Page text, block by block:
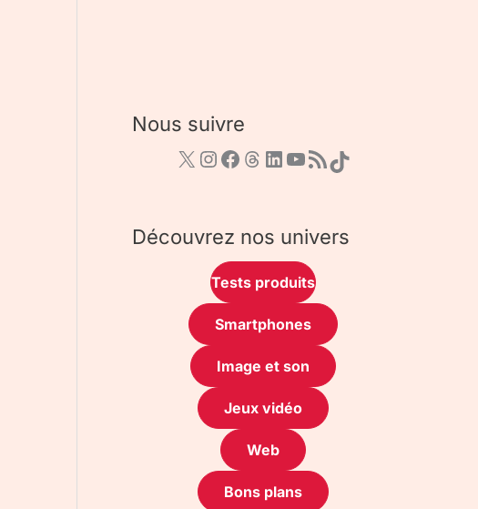
Nous suivre
Découvrez nos univers
Tests produits
Smartphones
Image et son
Jeux vidéo
Web
Bons plans